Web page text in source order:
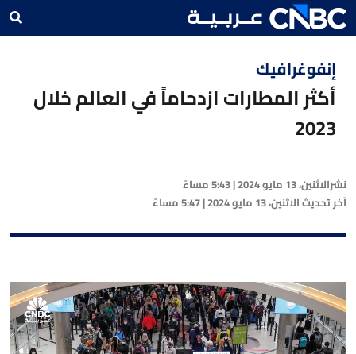
إنفوغرافيك
أكثر المطارات ازدحاماً في العالم خلال
2023
نشرالاثنين، 13 مايو 2024 | 5:43 مساءً
آخر تحديثالاثنين، 13 مايو 2024 | 5:47 مساءً